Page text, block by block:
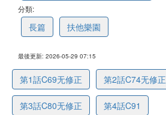
分類:
長篇 扶他樂園
最後更新: 2026-05-29 07:15
第1話C69无修正 第2話C74无修正
第3話C80无修正 第4話C91